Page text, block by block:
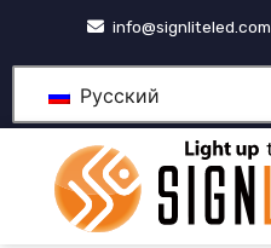
内
info@signliteled.com
Русский